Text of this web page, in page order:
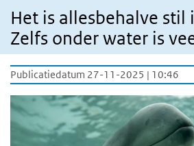
Het is allesbehalve stil
Zelfs onder water is
Publicatiedatum 27-11-2025 | 10:46